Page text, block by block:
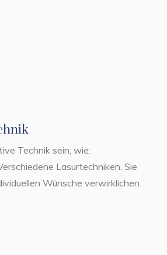
Technik sein, wie:
Lasurtechniken. Sie
Wünsche verwirklichen.